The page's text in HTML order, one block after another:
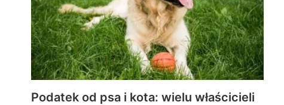
Podatek od psa i kota: wielu właścicieli